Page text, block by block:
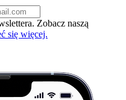
Zobacz naszą
się więcej.